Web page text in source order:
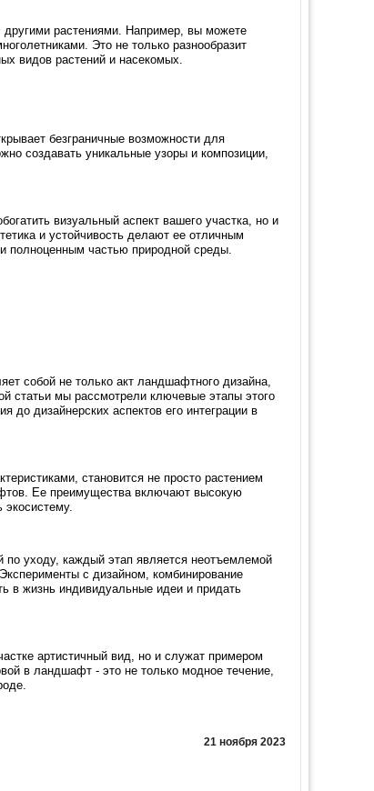
другими растениями. Например, вы можете
Это не только разнообразит
видов растений и насекомых.
безграничные возможности для
создавать уникальные узоры и композиции,
визуальный аспект вашего участка, но и
и устойчивость делают ее отличным
полноценным частью природной среды.
собой не только акт ландшафтного дизайна,
статьи мы рассмотрели ключевые этапы этого
до дизайнерских аспектов его интеграции в
становится не просто растением
Ее преимущества включают высокую
экосистему.
по уходу, каждый этап является неотъемлемой
с дизайном, комбинирование
в жизнь индивидуальные идеи и придать
артистичный вид, но и служат примером
в ландшафт - это не только модное течение,
21 ноября 2023